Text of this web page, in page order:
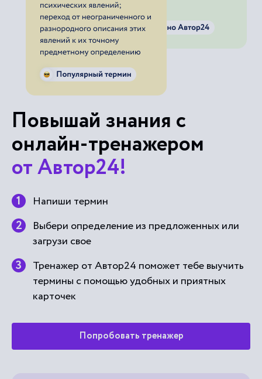
Повышай знания с
онлайн-тренажером
от Автор24!
Напиши термин
Выбери определение из предложенных или
загрузи свое
Тренажер от Автор24 поможет тебе выучить
термины с помощью удобных и приятных
карточек
Попробовать тренажер